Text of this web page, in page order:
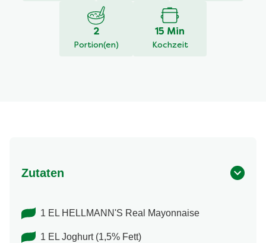
2
Portion(en)
15 Min
Kochzeit
Zutaten
1 EL HELLMANN'S Real Mayonnaise
1 EL Joghurt (1,5% Fett)